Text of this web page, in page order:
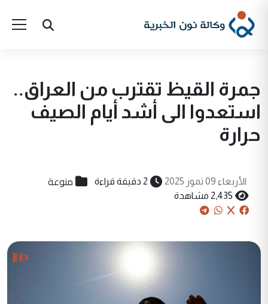
جمرة القيظ تقترب من العراق..
استعدوا الى أشد أيام الصيف
حرارة
الأربعاء 09 تموز 2025 2 دقيقة قراءة منوعة
2,435 مشاهدة